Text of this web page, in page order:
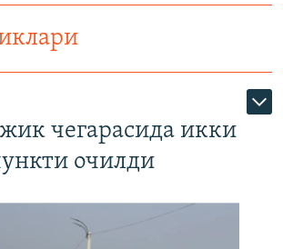
чегарасида икки
очилди